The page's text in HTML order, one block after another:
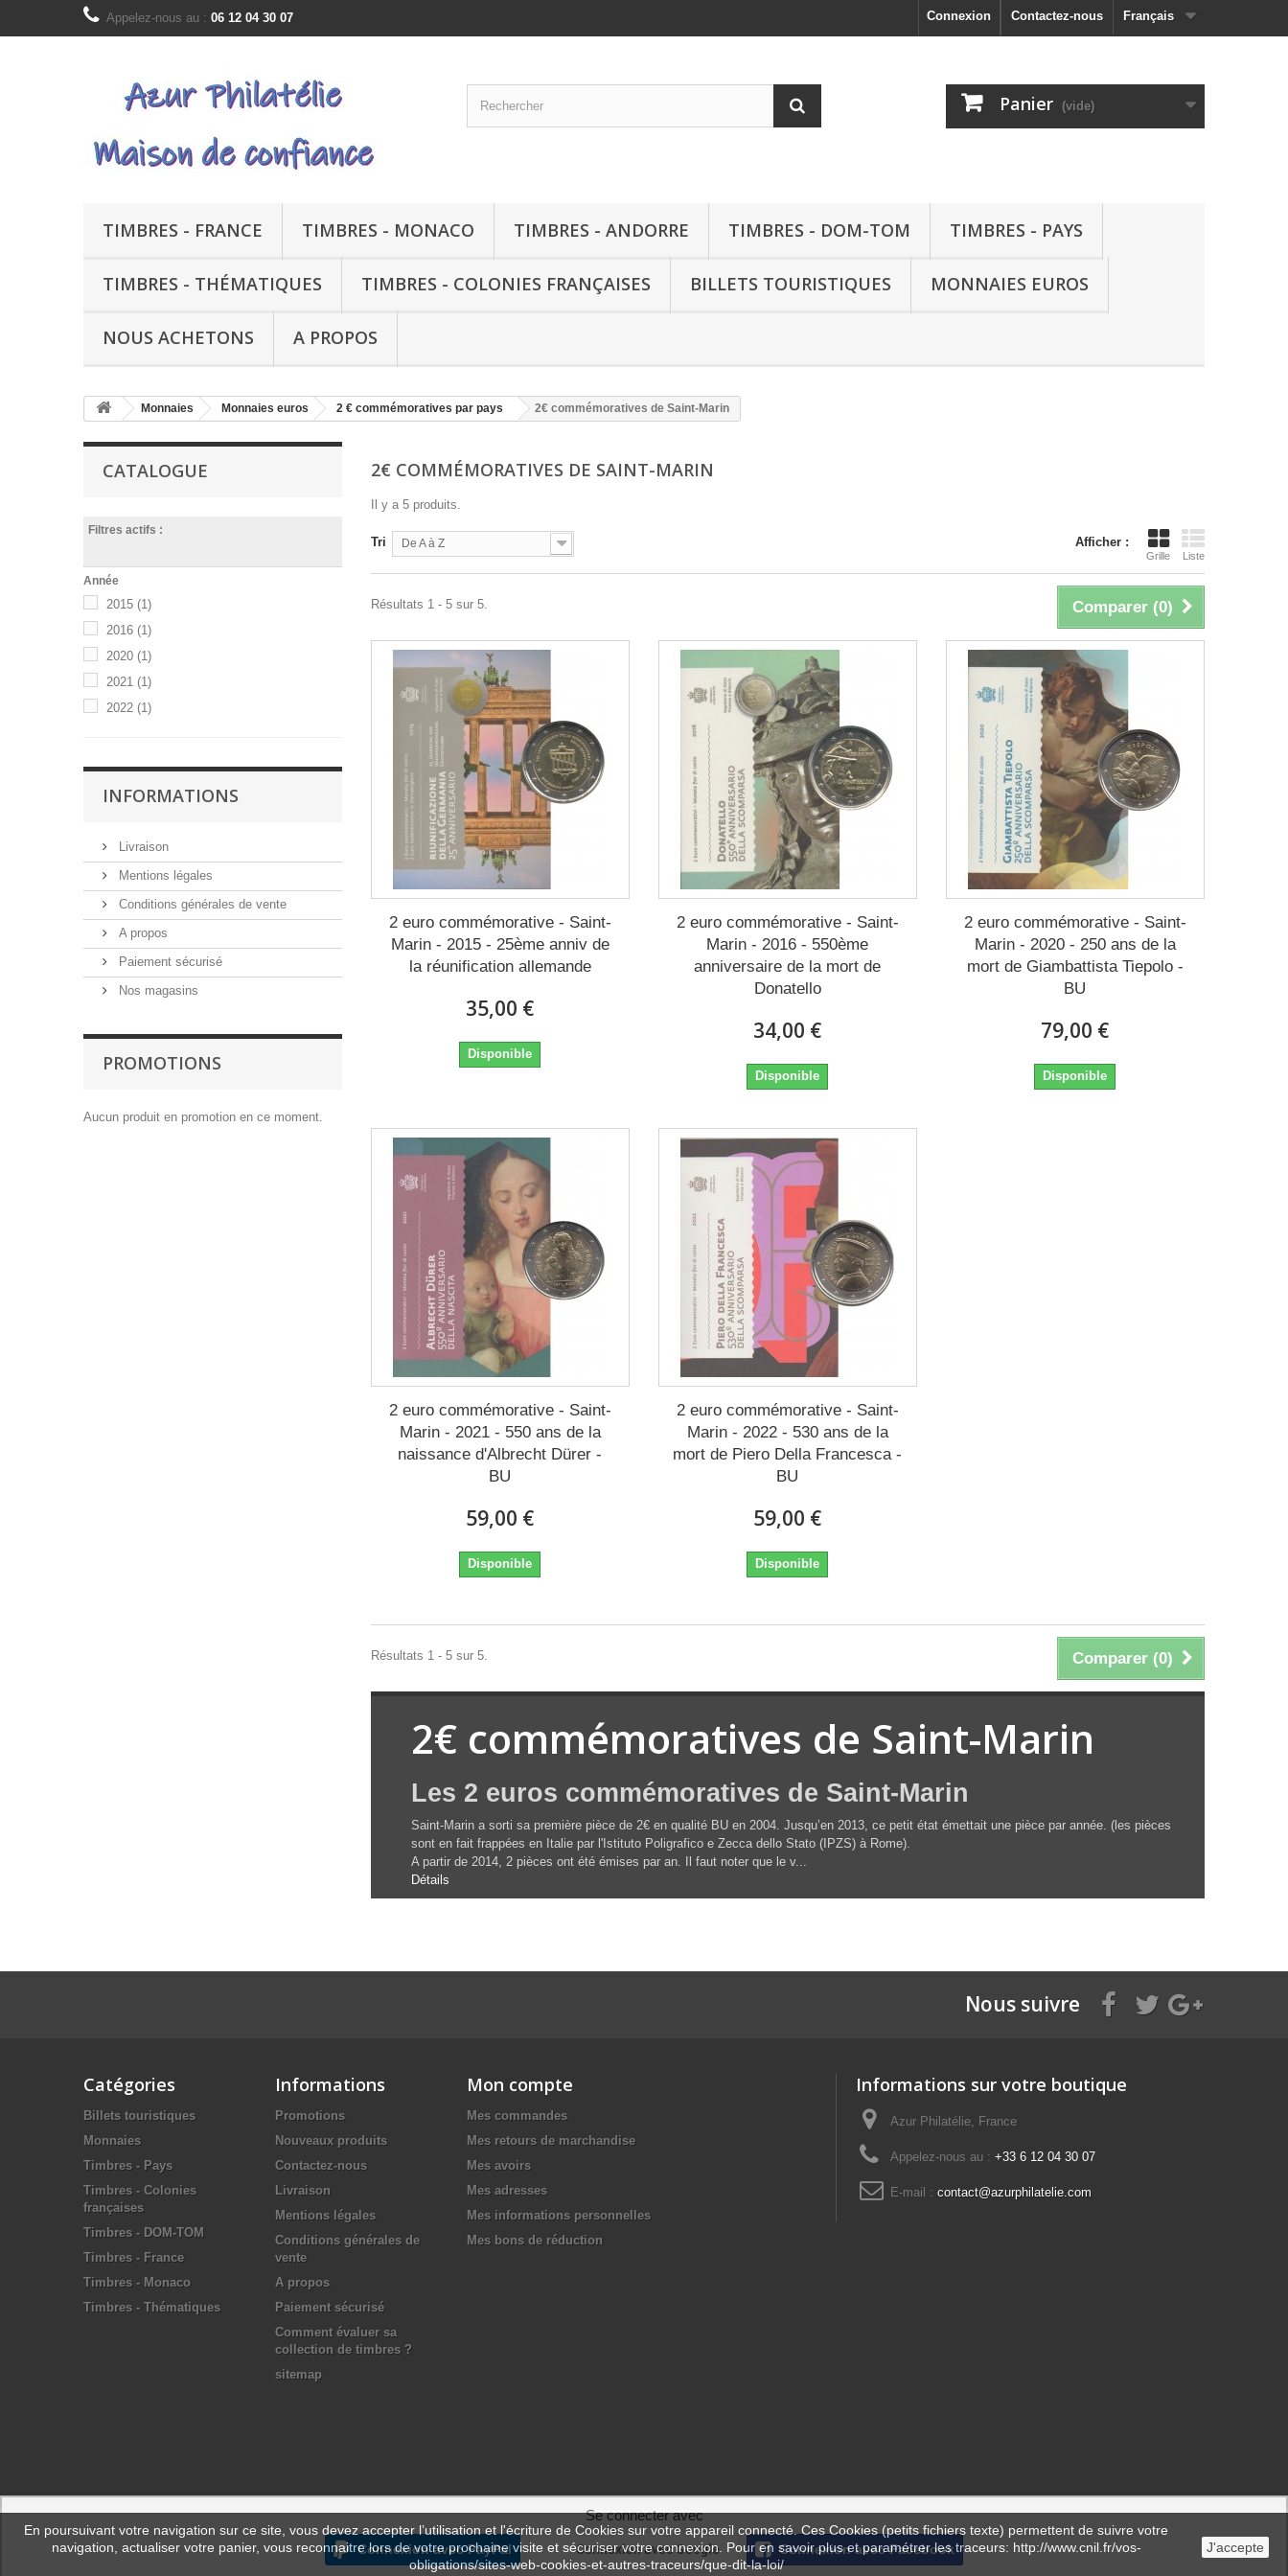
Français
Contactez-nous
Appelez-nous au : 06 12 04 30 07 Connexion
Panier (vide)
TIMBRES - FRANCE TIMBRES - MONACO TIMBRES - ANDORRE TIMBRES - DOM-TOM TIMBRES - PAYS
TIMBRES - THÉMATIQUES TIMBRES - COLONIES FRANÇAISES BILLETS TOURISTIQUES MONNAIES EUROS
NOUS ACHETONS A PROPOS
Monnaies Monnaies euros 2 € commémoratives par pays 2€ commémoratives de Saint-Marin
CATALOGUE
Filtres actifs :
Année
2015 (1)
2016 (1)
2020 (1)
2021 (1)
2022 (1)
INFORMATIONS
Livraison
Mentions légales
Conditions générales de vente
A propos
Paiement sécurisé
Nos magasins
PROMOTIONS
Aucun produit en promotion en ce moment.
2€ COMMÉMORATIVES DE SAINT-MARIN
Il y a 5 produits.
Afficher :
Grille Liste
Tri De A à Z
Comparer (0)
Résultats 1 - 5 sur 5.
2 euro commémorative - Saint-
Marin - 2015 - 25ème anniv de
la réunification allemande
35,00 €
Disponible
2 euro commémorative - Saint-
Marin - 2016 - 550ème
anniversaire de la mort de
Donatello
34,00 €
Disponible
2 euro commémorative - Saint-
Marin - 2020 - 250 ans de la
mort de Giambattista Tiepolo -
BU
79,00 €
Disponible
2 euro commémorative - Saint-
Marin - 2021 - 550 ans de la
naissance d'Albrecht Dürer -
BU
59,00 €
Disponible
2 euro commémorative - Saint-
Marin - 2022 - 530 ans de la
mort de Piero Della Francesca -
BU
59,00 €
Disponible
Comparer (0)
Résultats 1 - 5 sur 5.
2€ commémoratives de Saint-Marin
Les 2 euros commémoratives de Saint-Marin
Saint-Marin a sorti sa première pièce de 2€ en qualité BU en 2004. Jusqu’en 2013, ce petit état émettait une pièce par année. (les pièces
sont en fait frappées en Italie par l'Istituto Poligrafico e Zecca dello Stato (IPZS) à Rome).
A partir de 2014, 2 pièces ont été émises par an. Il faut noter que le v...
Détails
Nous suivre
Catégories
Billets touristiques
Monnaies
Timbres - Pays
Timbres - Colonies
françaises
Timbres - DOM-TOM
Timbres - France
Timbres - Monaco
Timbres - Thématiques
Informations
Promotions
Nouveaux produits
Contactez-nous
Livraison
Mentions légales
Conditions générales de
vente
A propos
Paiement sécurisé
Comment évaluer sa
collection de timbres ?
sitemap
Mon compte
Mes commandes
Mes retours de marchandise
Mes avoirs
Mes adresses
Mes informations personnelles
Mes bons de réduction
Informations sur votre boutique
Azur Philatélie, France
Appelez-nous au : +33 6 12 04 30 07
E-mail : contact@azurphilatelie.com
En poursuivant votre navigation sur ce site, vous devez accepter l’utilisation et l'écriture de Cookies sur votre appareil connecté. Ces Cookies (petits fichiers texte) permettent de suivre votre
navigation, actualiser votre panier, vous reconnaitre lors de votre prochaine visite et sécuriser votre connexion. Pour en savoir plus et paramétrer les traceurs: http://www.cnil.fr/vos-
obligations/sites-web-cookies-et-autres-traceurs/que-dit-la-loi/
J'accepte
Se connecter avec
Connexion avec PayPal Connexion avec Google Connexion avec Facebook